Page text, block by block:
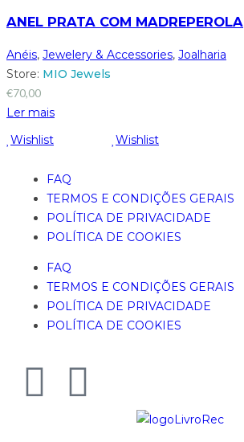
ANEL PRATA COM MADREPEROLA
Anéis, Jewelery & Accessories, Joalharia
Store: MIO Jewels
€70,00
Ler mais
Wishlist
Wishlist
FAQ
TERMOS E CONDIÇÕES GERAIS
POLÍTICA DE PRIVACIDADE
POLÍTICA DE COOKIES
FAQ
TERMOS E CONDIÇÕES GERAIS
POLÍTICA DE PRIVACIDADE
POLÍTICA DE COOKIES